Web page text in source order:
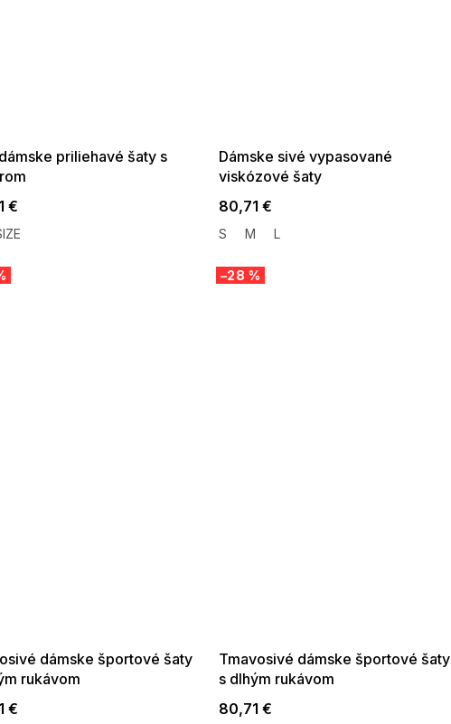
priliehavé šaty s
€
Dámske sivé vypasované
viskózové šaty
80,71 €
S M L
dámske športové šaty
rukávom
€
–28 %
Tmavosivé dámske športové šaty
s dlhým rukávom
80,71 €